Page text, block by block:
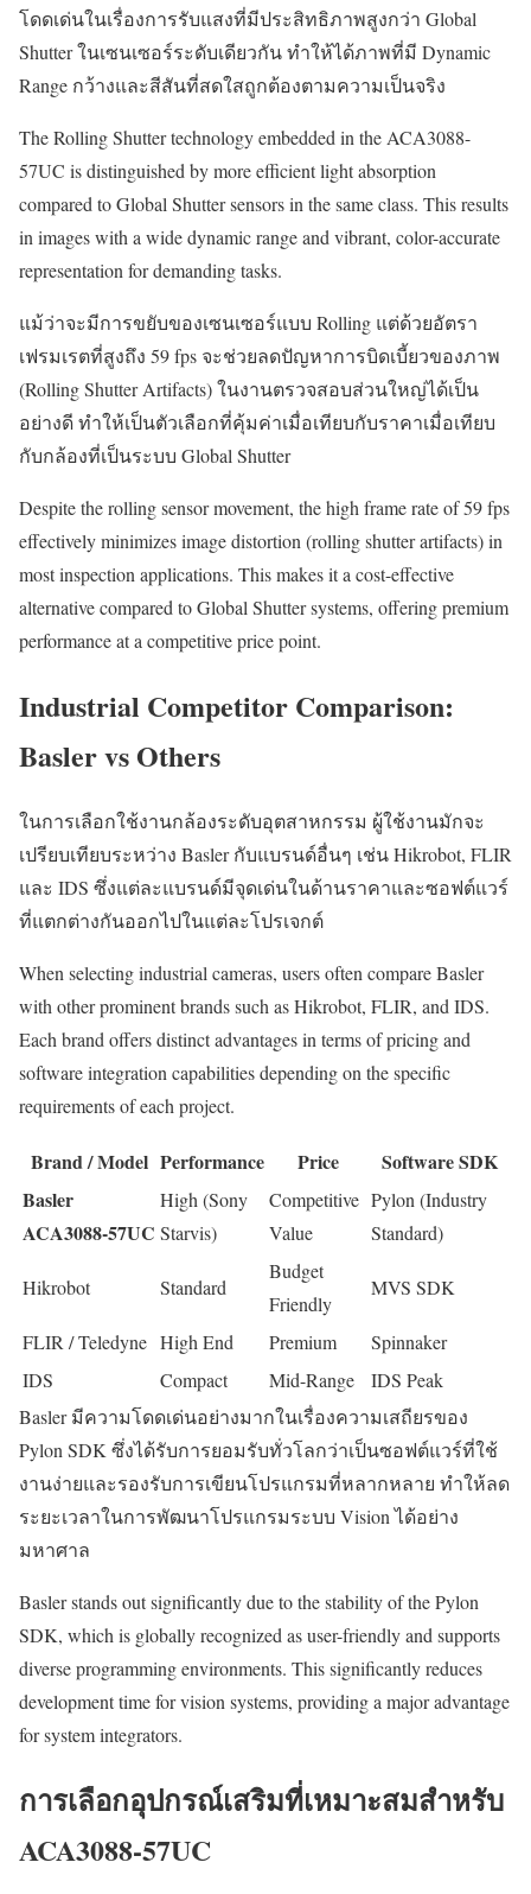
โดดเด่นในเรื่องการรับแสงที่มีประสิทธิภาพสูงกว่า Global
Shutter ในเซนเซอร์ระดับเดียวกัน ทำให้ได้ภาพที่มี Dynamic
Range กว้างและสีสันที่สดใสถูกต้องตามความเป็นจริง
The Rolling Shutter technology embedded in the ACA3088-
57UC is distinguished by more efficient light absorption
compared to Global Shutter sensors in the same class. This results
in images with a wide dynamic range and vibrant, color-accurate
representation for demanding tasks.
แม้ว่าจะมีการขยับของเซนเซอร์แบบ Rolling แต่ด้วยอัตรา
เฟรมเรตที่สูงถึง 59 fps จะช่วยลดปัญหาการบิดเบี้ยวของภาพ
(Rolling Shutter Artifacts) ในงานตรวจสอบส่วนใหญ่ได้เป็น
อย่างดี ทำให้เป็นตัวเลือกที่คุ้มค่าเมื่อเทียบกับราคาเมื่อเทียบ
กับกล้องที่เป็นระบบ Global Shutter
Despite the rolling sensor movement, the high frame rate of 59 fps
effectively minimizes image distortion (rolling shutter artifacts) in
most inspection applications. This makes it a cost-effective
alternative compared to Global Shutter systems, offering premium
performance at a competitive price point.
Industrial Competitor Comparison:
Basler vs Others
ในการเลือกใช้งานกล้องระดับอุตสาหกรรม ผู้ใช้งานมักจะ
เปรียบเทียบระหว่าง Basler กับแบรนด์อื่นๆ เช่น Hikrobot, FLIR
และ IDS ซึ่งแต่ละแบรนด์มีจุดเด่นในด้านราคาและซอฟต์แวร์
ที่แตกต่างกันออกไปในแต่ละโปรเจกต์
When selecting industrial cameras, users often compare Basler
with other prominent brands such as Hikrobot, FLIR, and IDS.
Each brand offers distinct advantages in terms of pricing and
software integration capabilities depending on the specific
requirements of each project.
Brand / Model Performance Price
Software SDK
Basler
ACA3088-57UC
High (Sony
Starvis)
Competitive
Value
Pylon (Industry
Standard)
Hikrobot Standard
Budget
Friendly
MVS SDK
FLIR / Teledyne High End Premium
Spinnaker
IDS
Compact Mid-Range
IDS Peak
Basler มีความโดดเด่นอย่างมากในเรื่องความเสถียรของ
Pylon SDK ซึ่งได้รับการยอมรับทั่วโลกว่าเป็นซอฟต์แวร์ที่ใช้
งานง่ายและรองรับการเขียนโปรแกรมที่หลากหลาย ทำให้ลด
ระยะเวลาในการพัฒนาโปรแกรมระบบ Vision ได้อย่าง
มหาศาล
Basler stands out significantly due to the stability of the Pylon
SDK, which is globally recognized as user-friendly and supports
diverse programming environments. This significantly reduces
development time for vision systems, providing a major advantage
for system integrators.
การเลือกอุปกรณ์เสริมที่เหมาะสมสำหรับ
ACA3088-57UC